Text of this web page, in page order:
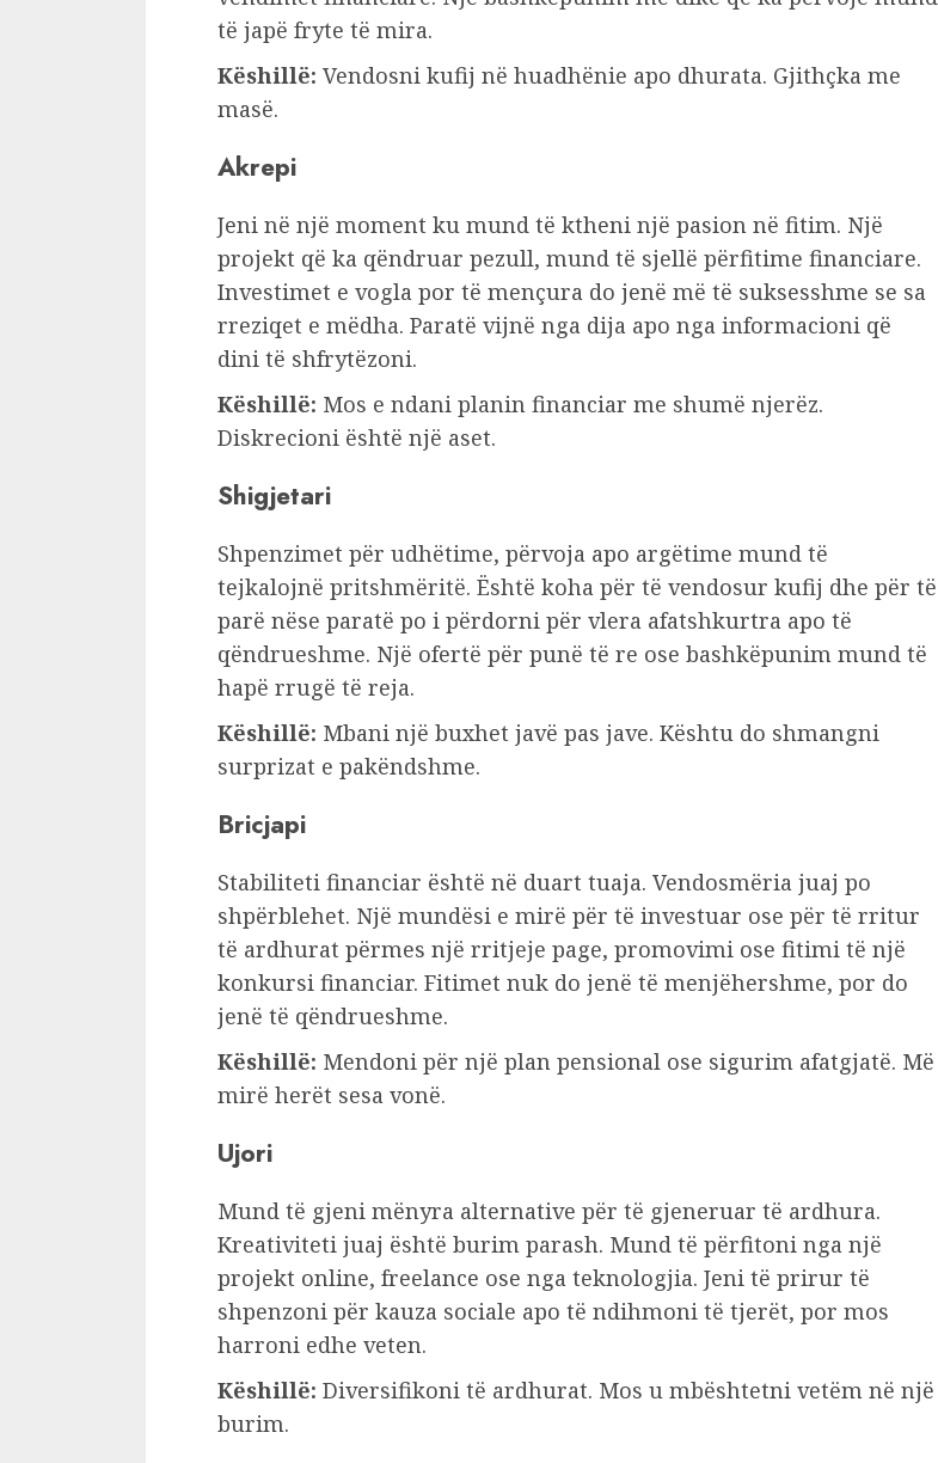
të japë fryte të mira.
Këshillë: Vendosni kufij në huadhënie apo dhurata. Gjithçka me
masë.
Akrepi
Jeni në një moment ku mund të ktheni një pasion në fitim. Një
projekt që ka qëndruar pezull, mund të sjellë përfitime financiare.
Investimet e vogla por të mençura do jenë më të suksesshme se sa
rreziqet e mëdha. Paratë vijnë nga dija apo nga informacioni që
dini të shfrytëzoni.
Këshillë: Mos e ndani planin financiar me shumë njerëz.
Diskrecioni është një aset.
Shigjetari
Shpenzimet për udhëtime, përvoja apo argëtime mund të
tejkalojnë pritshmëritë. Është koha për të vendosur kufij dhe për të
parë nëse paratë po i përdorni për vlera afatshkurtra apo të
qëndrueshme. Një ofertë për punë të re ose bashkëpunim mund të
hapë rrugë të reja.
Këshillë: Mbani një buxhet javë pas jave. Kështu do shmangni
surprizat e pakëndshme.
Bricjapi
Stabiliteti financiar është në duart tuaja. Vendosmëria juaj po
shpërblehet. Një mundësi e mirë për të investuar ose për të rritur
të ardhurat përmes një rritjeje page, promovimi ose fitimi të një
konkursi financiar. Fitimet nuk do jenë të menjëhershme, por do
jenë të qëndrueshme.
Këshillë: Mendoni për një plan pensional ose sigurim afatgjatë. Më
mirë herët sesa vonë.
Ujori
Mund të gjeni mënyra alternative për të gjeneruar të ardhura.
Kreativiteti juaj është burim parash. Mund të përfitoni nga një
projekt online, freelance ose nga teknologjia. Jeni të prirur të
shpenzoni për kauza sociale apo të ndihmoni të tjerët, por mos
harroni edhe veten.
Këshillë: Diversifikoni të ardhurat. Mos u mbështetni vetëm në një
burim.